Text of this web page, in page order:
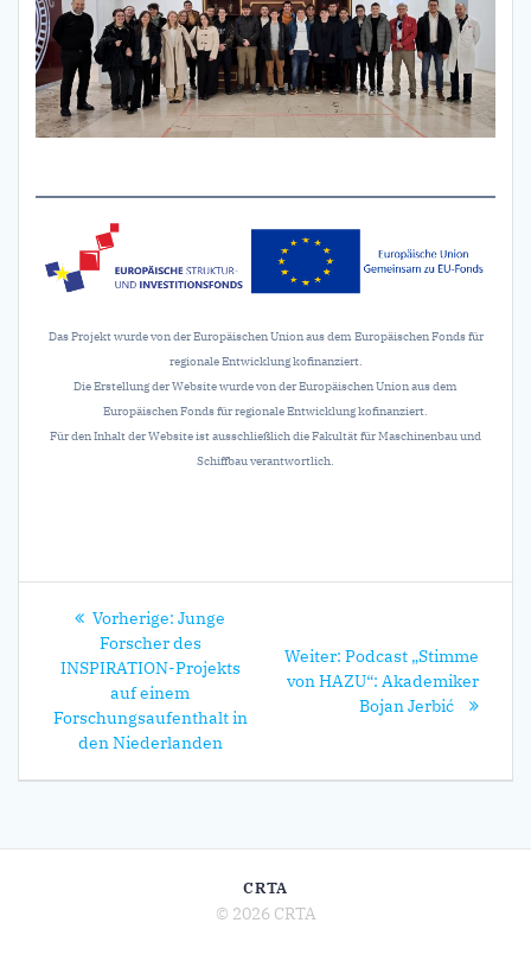
Das Projekt wurde von der Europäischen Union aus dem Europäischen Fonds für
regionale Entwicklung kofinanziert.
Die Erstellung der Website wurde von der Europäischen Union aus dem
Europäischen Fonds für regionale Entwicklung kofinanziert.
Für den Inhalt der Website ist ausschließlich die Fakultät für Maschinenbau und
Schiffbau verantwortlich.
Beitrags-
Navigation
Vorherige: Vorheriger
Beitrag:
Junge
Forscher des
INSPIRATION-Projekts
auf einem
Forschungsaufenthalt in
den Niederlanden
Weiter: Nächster
Beitrag:
Podcast „Stimme
von HAZU“: Akademiker
Bojan Jerbić
CRTA
© 2026 CRTA